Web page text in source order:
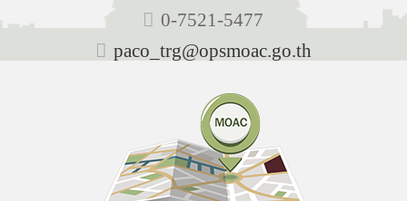
0-7521-5477
paco_trg@opsmoac.go.th